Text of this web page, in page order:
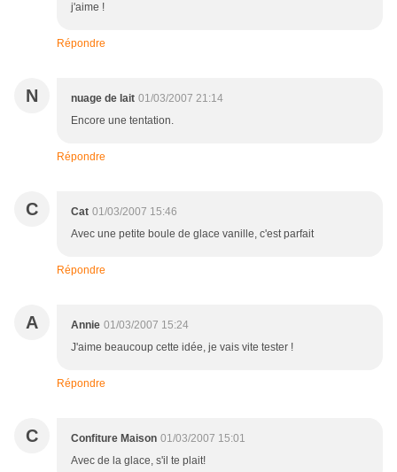
j'aime !
Répondre
N nuage de lait 01/03/2007 21:14
Encore une tentation.
Répondre
C Cat 01/03/2007 15:46
Avec une petite boule de glace vanille, c'est parfait
Répondre
A Annie 01/03/2007 15:24
J'aime beaucoup cette idée, je vais vite tester !
Répondre
C Confiture Maison 01/03/2007 15:01
Avec de la glace, s'il te plait!